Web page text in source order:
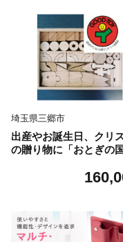
埼玉県三郷市
出産やお誕生日、クリ
の贈り物に「おとぎの